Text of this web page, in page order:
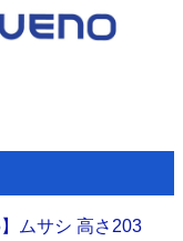
年鑑
ムサシ 高さ203